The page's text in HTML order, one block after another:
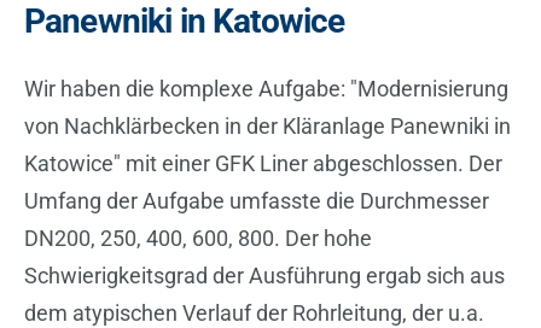
Panewniki in Katowice
Wir haben die komplexe Aufgabe: "Modernisierung
von Nachklärbecken in der Kläranlage Panewniki in
Katowice" mit einer GFK Liner abgeschlossen. Der
Umfang der Aufgabe umfasste die Durchmesser
DN200, 250, 400, 600, 800. Der hohe
Schwierigkeitsgrad der Ausführung ergab sich aus
dem atypischen Verlauf der Rohrleitung, der u.a.